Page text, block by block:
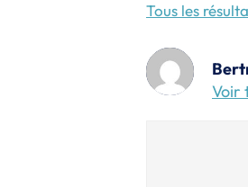
Tous les
Voir